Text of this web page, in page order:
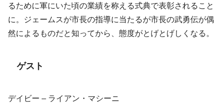
るために軍にいた頃の業績を称える式典で表彰されること
に。ジェームスが市長の指導に当たるが市長の武勇伝が偶
然によるものだと知ってから、態度がとげとげしくなる。
ゲスト
デイビー – ライアン・マシーニ